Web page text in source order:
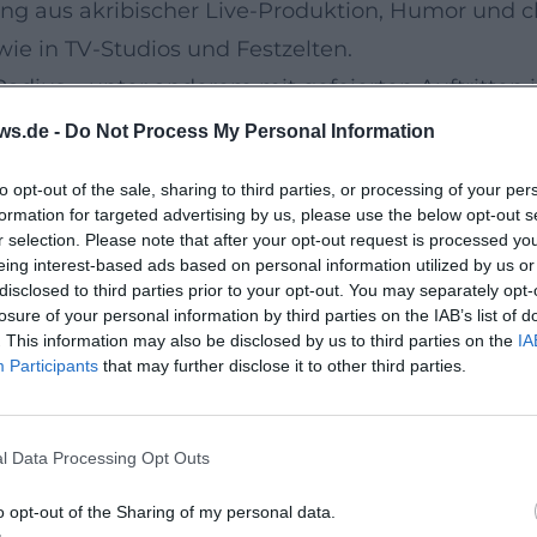
- Do Not Process My Personal Information
opt-out of the sale, sharing to third parties, or processing of your
for targeted advertising by us, please use the below opt-out
selection. Please note that after your opt-out request is processed
interest-based ads based on personal information utilized by us
to third parties prior to your opt-out. You may separately
of your personal information by third parties on the IAB’s list of
This information may also be disclosed by us to third parties on the
Participants that may further disclose it to other third parties.
Data Processing Opt Outs
opt-out of the Sharing of my personal data.
aus akribischer Live-Produktion, Humor und
in TV-Studios und Festzelten.
– unter anderem mit gefeierten Auftritten
Dialekt, Jodler, Call-and-Response-Parts
und publikumswirksame Hooks
dahoam“
künstlerische Entwicklung in klaren Etappen
und das in Deutschland bis in die Top 5
Pop-Rock-Elementen; 2017 markierte
di so – Edition)“ setzte das Momentum fort,
Diskographie brachte. Ebenfalls 2020
in einem Kompilationsformat – ein idealer
Tourneen, Studioarbeit